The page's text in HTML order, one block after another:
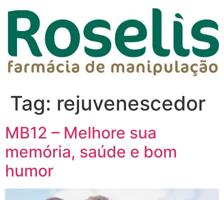
Tag: rejuvenescedor
MB12 – Melhore sua
memória, saúde e bom
humor